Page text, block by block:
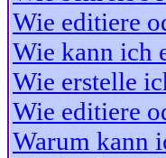
Wie editiere
Wie kann ich
Wie erstelle
Wie editiere
Warum kann